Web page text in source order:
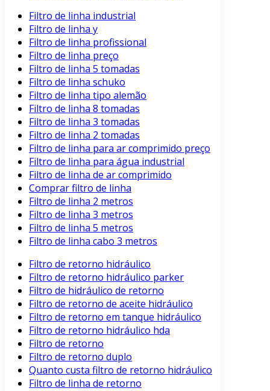
Filtro de linha industrial
Filtro de linha y
Filtro de linha profissional
Filtro de linha preço
Filtro de linha 5 tomadas
Filtro de linha schuko
Filtro de linha tipo alemão
Filtro de linha 8 tomadas
Filtro de linha 3 tomadas
Filtro de linha 2 tomadas
Filtro de linha para ar comprimido preço
Filtro de linha para água industrial
Filtro de linha de ar comprimido
Comprar filtro de linha
Filtro de linha 2 metros
Filtro de linha 3 metros
Filtro de linha 5 metros
Filtro de linha cabo 3 metros
Filtro de retorno hidráulico
Filtro de retorno hidráulico parker
Filtro de hidráulico de retorno
Filtro de retorno de aceite hidráulico
Filtro de retorno em tanque hidráulico
Filtro de retorno hidráulico hda
Filtro de retorno
Filtro de retorno duplo
Quanto custa filtro de retorno hidráulico
Filtro de linha de retorno